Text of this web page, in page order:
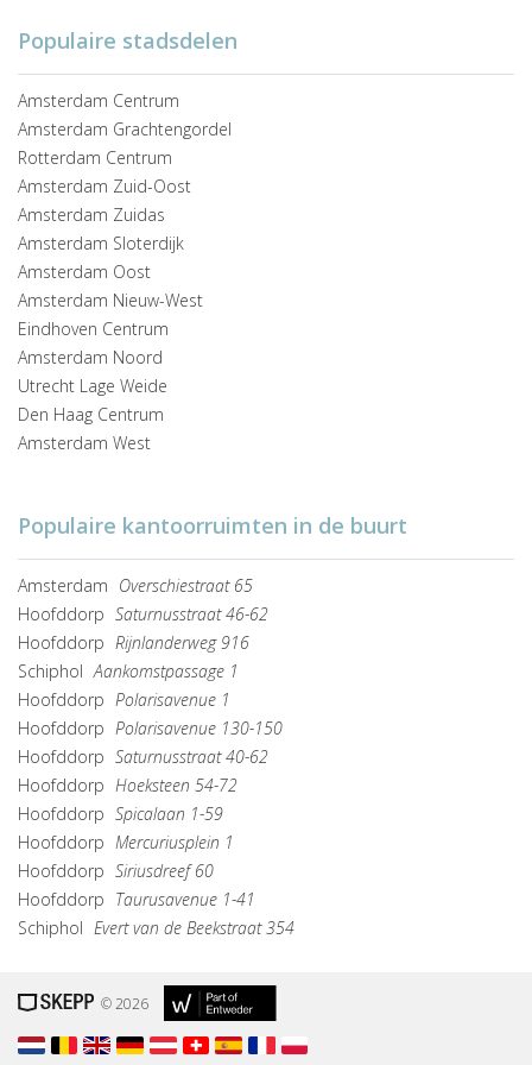
Populaire stadsdelen
Amsterdam Centrum
Amsterdam Grachtengordel
Rotterdam Centrum
Amsterdam Zuid-Oost
Amsterdam Zuidas
Amsterdam Sloterdijk
Amsterdam Oost
Amsterdam Nieuw-West
Eindhoven Centrum
Amsterdam Noord
Utrecht Lage Weide
Den Haag Centrum
Amsterdam West
Populaire kantoorruimten in de buurt
Amsterdam Overschiestraat 65
Hoofddorp Saturnusstraat 46-62
Hoofddorp Rijnlanderweg 916
Schiphol Aankomstpassage 1
Hoofddorp Polarisavenue 1
Hoofddorp Polarisavenue 130-150
Hoofddorp Saturnusstraat 40-62
Hoofddorp Hoeksteen 54-72
Hoofddorp Spicalaan 1-59
Hoofddorp Mercuriusplein 1
Hoofddorp Siriusdreef 60
Hoofddorp Taurusavenue 1-41
Schiphol Evert van de Beekstraat 354
© 2026